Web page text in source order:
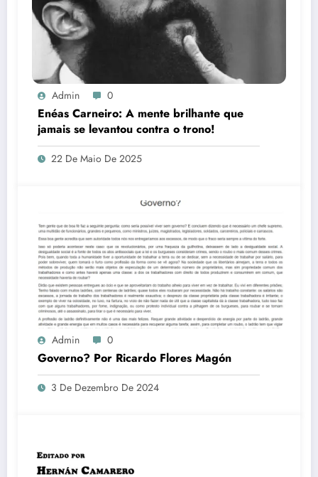
Admin 0
Enéas Carneiro: A mente brilhante que
jamais se levantou contra o trono!
22 De Maio De 2025
Admin 0
Governo? Por Ricardo Flores Magón
3 De Dezembro De 2024